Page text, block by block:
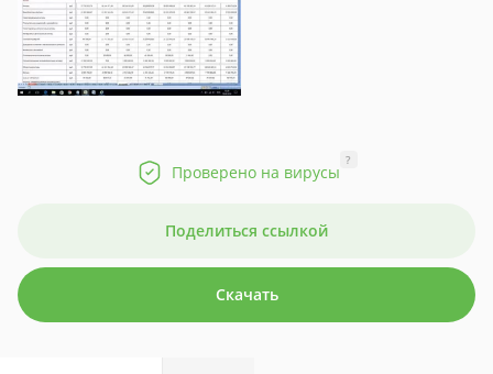
Проверено на вирусы
?
Поделиться ссылкой
Скачать